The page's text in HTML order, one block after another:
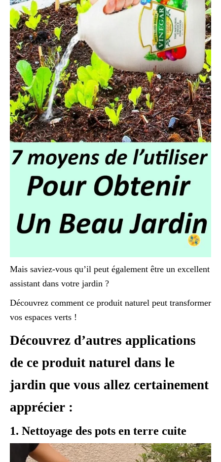
Mais saviez-vous qu’il peut également être un excellent
assistant dans votre jardin ?
Découvrez comment ce produit naturel peut transformer
vos espaces verts !
Découvrez d’autres applications
de ce produit naturel dans le
jardin que vous allez certainement
apprécier :
1. Nettoyage des pots en terre cuite